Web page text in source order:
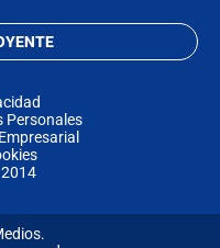
Personales
2014